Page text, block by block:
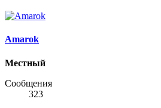
Amarok
Местный
Сообщения
323